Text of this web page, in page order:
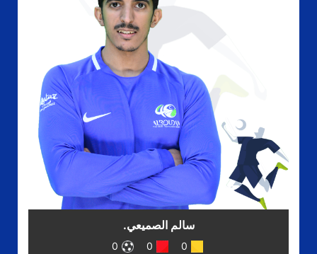
سالم الصميعي.
0
0
0